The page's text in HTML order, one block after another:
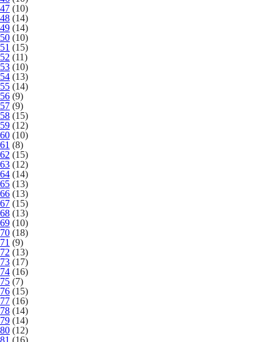
47 (10)
48 (14)
49 (14)
50 (10)
51 (15)
52 (11)
53 (10)
54 (13)
55 (14)
56 (9)
57 (9)
58 (15)
59 (12)
60 (10)
61 (8)
62 (15)
63 (12)
64 (14)
65 (13)
66 (13)
67 (15)
68 (13)
69 (10)
70 (18)
71 (9)
72 (13)
73 (17)
74 (16)
75 (7)
76 (15)
77 (16)
78 (14)
79 (14)
80 (12)
81 (16)